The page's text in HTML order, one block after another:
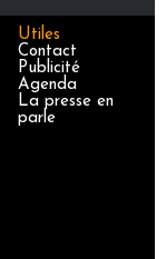
Utiles
Contact
Publicité
Agenda
La presse en
parle